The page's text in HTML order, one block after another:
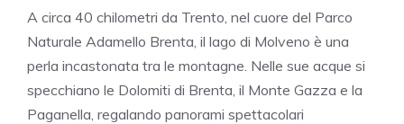
A circa 40 chilometri da Trento, nel cuore del Parco
Naturale Adamello Brenta , il lago di Molveno è una
perla incastonata tra le montagne. Nelle sue acque si
specchiano le Dolomiti di Brenta , il Monte Gazza e la
Paganella, regalando panorami spettacolari